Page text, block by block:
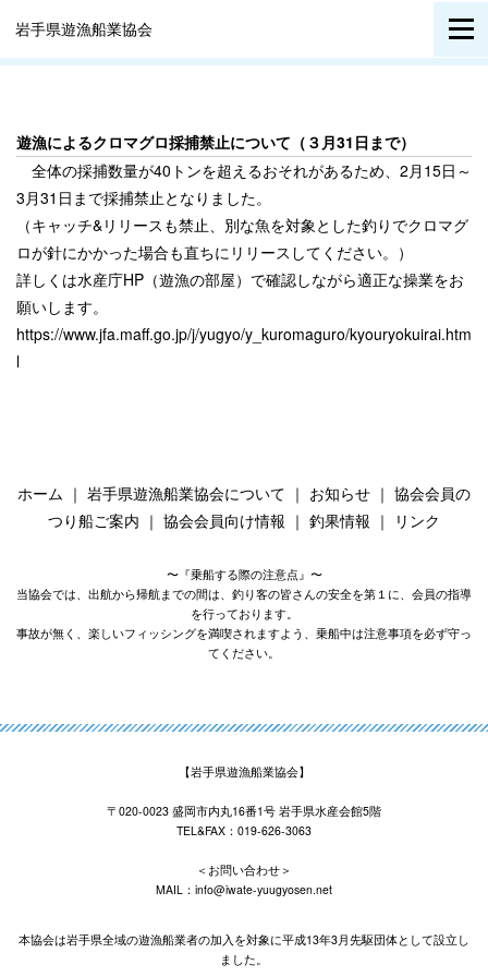
岩手県遊漁船業協会
遊漁によるクロマグロ採捕禁止について（３月31日まで）
全体の採捕数量が40トンを超えるおそれがあるため、2月15日～
3月31日まで採捕禁止となりました。
（キャッチ&リリースも禁止、別な魚を対象とした釣りでクロマグ
ロが針にかかった場合も直ちにリリースしてください。）
詳しくは水産庁HP（遊漁の部屋）で確認しながら適正な操業をお
願いします。
https://www.jfa.maff.go.jp/j/yugyo/y_kuromaguro/kyouryokuirai.htm
l
ホーム ｜ 岩手県遊漁船業協会について ｜ お知らせ ｜ 協会会員の
つり船ご案内 ｜ 協会会員向け情報 ｜ 釣果情報 ｜ リンク
〜『乗船する際の注意点』〜
当協会では、出航から帰航までの間は、釣り客の皆さんの安全を第１に、会員の指導
を行っております。
事故が無く、楽しいフィッシングを満喫されますよう、乗船中は注意事項を必ず守っ
てください。
【岩手県遊漁船業協会】
〒020-0023 盛岡市内丸16番1号 岩手県水産会館5階
TEL&FAX：019-626-3063
＜お問い合わせ＞
MAIL：info@iwate-yuugyosen.net
本協会は岩手県全域の遊漁船業者の加入を対象に平成13年3月先駆団体として設立し
ました。